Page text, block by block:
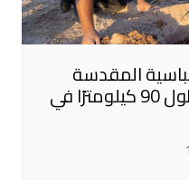
المقدسة
تباشر إنشاء حزام أخضر بطول 90 كيلومترًا في